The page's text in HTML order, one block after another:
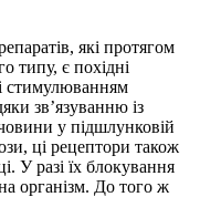
які протягом
типу, є похідні
стимулюванням
зв’язуванню із
у підшлунковій
ці рецептори також
У разі їх блокування
організм. До того ж